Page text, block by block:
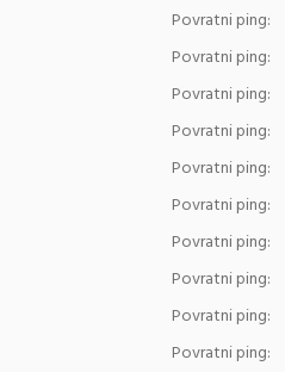
Povratni ping:
Povratni ping:
Povratni ping:
Povratni ping:
Povratni ping:
Povratni ping:
Povratni ping:
Povratni ping:
Povratni ping:
Povratni ping: